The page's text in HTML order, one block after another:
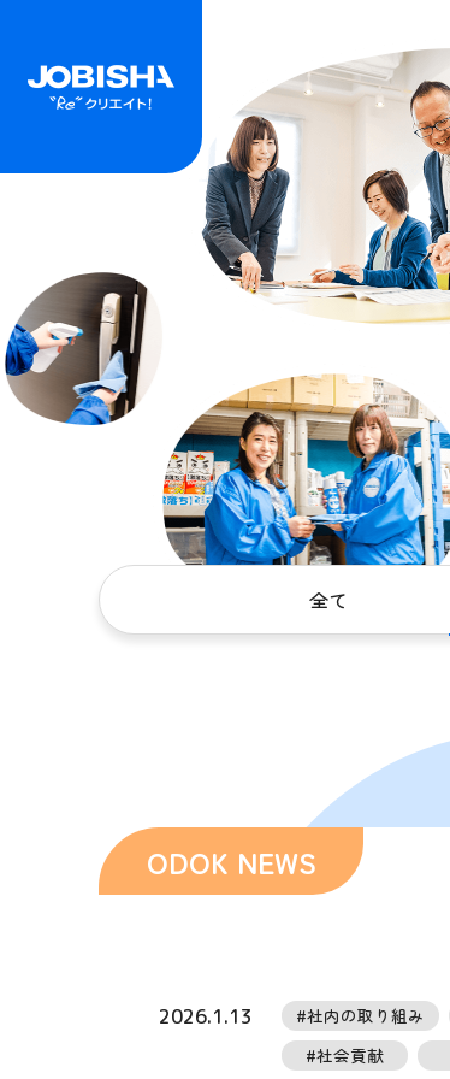
全て
2026.1.13 #社内の取り組み
#社会貢献